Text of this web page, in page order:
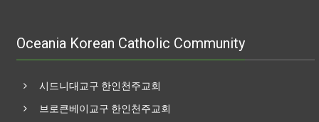
Oceania Korean Catholic Community
시드니대교구 한인천주교회
브로큰베이교구 한인천주교회